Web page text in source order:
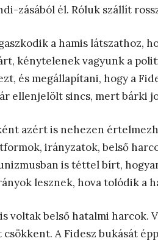
zásából él. Róluk szállít
a hamis látszathoz,
kénytelenek vagyunk a
és megállapítani, hogy a
ellenjelölt sincs, mert bárki
azért is nehezen
irányzatok, belső
is téttel bírt,
lesznek, hova tolódik a
voltak belső hatalmi harcok.
A Fidesz bukását